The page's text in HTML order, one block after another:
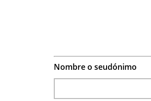
Nombre o seudónimo